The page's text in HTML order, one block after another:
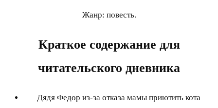
Жанр: повесть.
Краткое содержание для
читательского дневника
Дядя Федор из-за отказа мамы приютить кота